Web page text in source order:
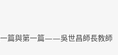
篇與第一篇——吳世昌師長教師